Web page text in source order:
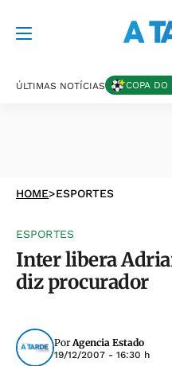
ÚLTIMAS NOTÍCIAS COPA DO
HOME>ESPORTES
ESPORTES
Inter libera
diz procurador
PorAgencia Estado
19/12/2007 - 16:30 h